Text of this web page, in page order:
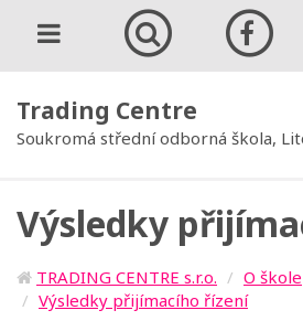
Trading Centre
Soukromá střední odborná škola,
Výsledky
TRADING CENTRE s.r.o. O škole
Výsledky přijímacího řízení